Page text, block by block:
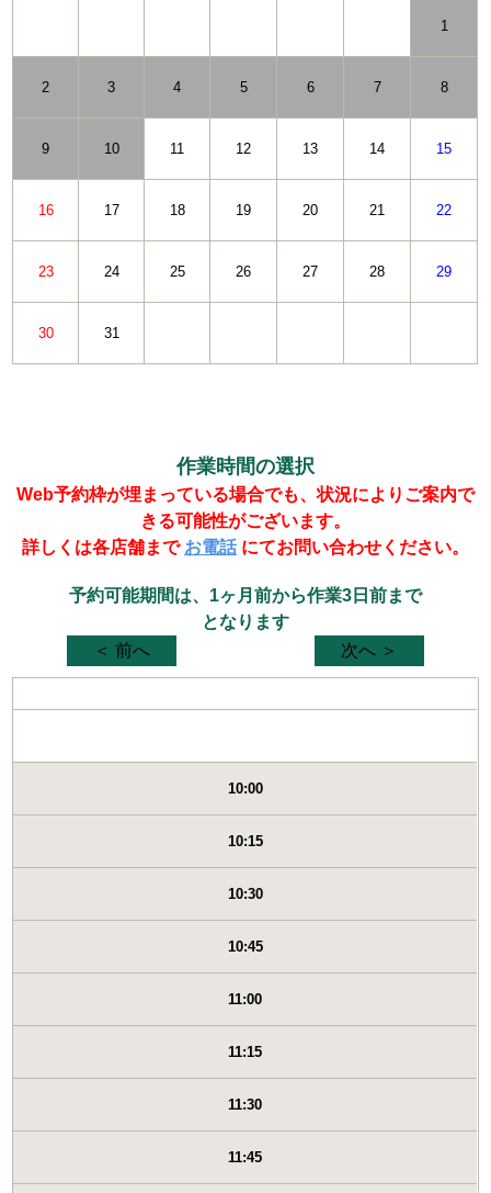
1
2 3 4 5 6 7 8
9 10 11 12 13 14 15
16 17 18 19 20 21 22
23 24 25 26 27 28 29
30 31
作業時間の選択
Web予約枠が埋まっている場合でも、状況によりご案内で
きる可能性がございます。
詳しくは各店舗まで お電話にてお問い合わせください。
予約可能期間は、1ヶ月前から作業3日前まで
となります
＜ 前へ
次へ ＞
10:00
10:15
10:30
10:45
11:00
11:15
11:30
11:45